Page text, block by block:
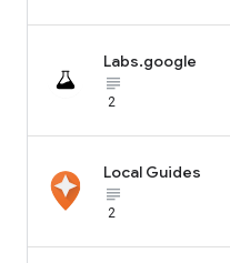
Labs.google
2
Local Guides
2